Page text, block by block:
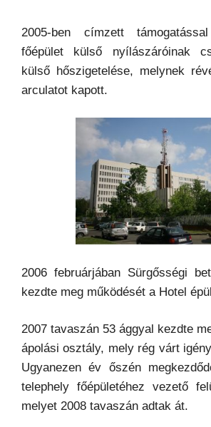
2005-ben címzett
főépület külső nyílászáróinak
külső hőszigetelése, melynek
arculatot kapott.
2006 februárjában Sürgősségi
kezdte meg működését a Hotel
2007 tavaszán 53 ággyal kezdte
ápolási osztály, mely rég várt
Ugyanezen év őszén
telephely főépületéhez vezető
melyet 2008 tavaszán adtak át.